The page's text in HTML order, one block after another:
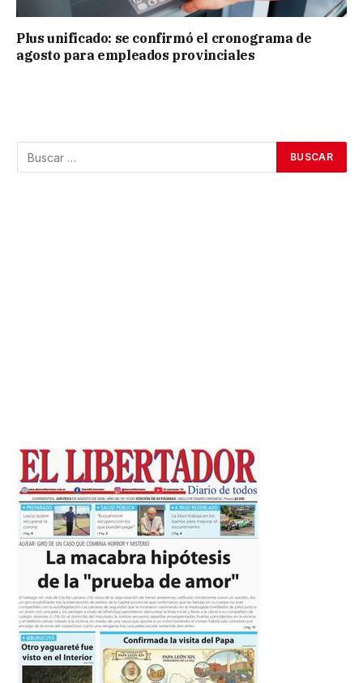
Plus unificado: se confirmó el cronograma de
agosto para empleados provinciales